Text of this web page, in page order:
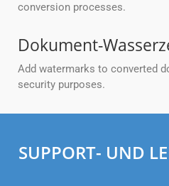
conversion processes.
Dokument-
Add watermarks to converted
security purposes.
SUPPORT- UND